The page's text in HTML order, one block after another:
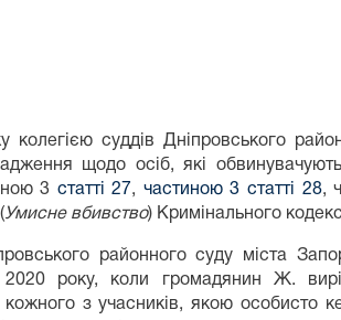
колегією суддів Дніпровського
щодо осіб, які
3 статті 27 , частиною 3 статті 28,
(Умисне вбивство) Кримінального
районного суду міста
2020 року, коли громадянин Ж.
кожного з учасників, якою особисто